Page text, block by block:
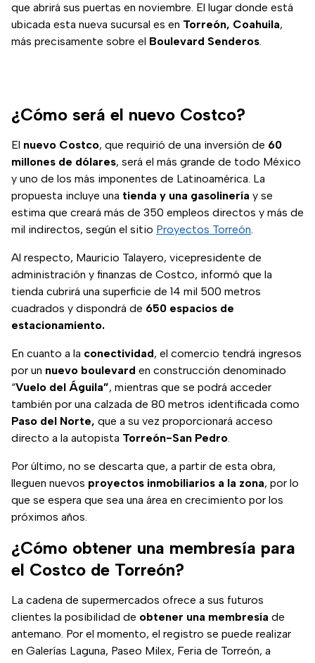
que abrirá sus puertas en noviembre. El lugar donde está
ubicada esta nueva sucursal es en Torreón, Coahuila,
más precisamente sobre el Boulevard Senderos.
¿Cómo será el nuevo Costco?
El nuevo Costco, que requirió de una inversión de 60
millones de dólares, será el más grande de todo México
y uno de los más imponentes de Latinoamérica. La
propuesta incluye una tienda y una gasolinería y se
estima que creará más de 350 empleos directos y más de
mil indirectos, según el sitio Proyectos Torreón.
Al respecto, Mauricio Talayero, vicepresidente de
administración y finanzas de Costco, informó que la
tienda cubrirá una superficie de 14 mil 500 metros
cuadrados y dispondrá de 650 espacios de
estacionamiento.
En cuanto a la conectividad, el comercio tendrá ingresos
por un nuevo boulevard en construcción denominado
“Vuelo del Águila”, mientras que se podrá acceder
también por una calzada de 80 metros identificada como
Paso del Norte, que a su vez proporcionará acceso
directo a la autopista Torreón-San Pedro.
Por último, no se descarta que, a partir de esta obra,
lleguen nuevos proyectos inmobiliarios a la zona, por lo
que se espera que sea una área en crecimiento por los
próximos años.
¿Cómo obtener una membresía para
el Costco de Torreón?
La cadena de supermercados ofrece a sus futuros
clientes la posibilidad de obtener una membresía de
antemano. Por el momento, el registro se puede realizar
en Galerías Laguna, Paseo Milex, Feria de Torreón, a